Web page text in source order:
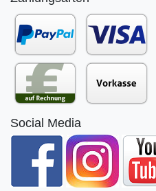
Social Media